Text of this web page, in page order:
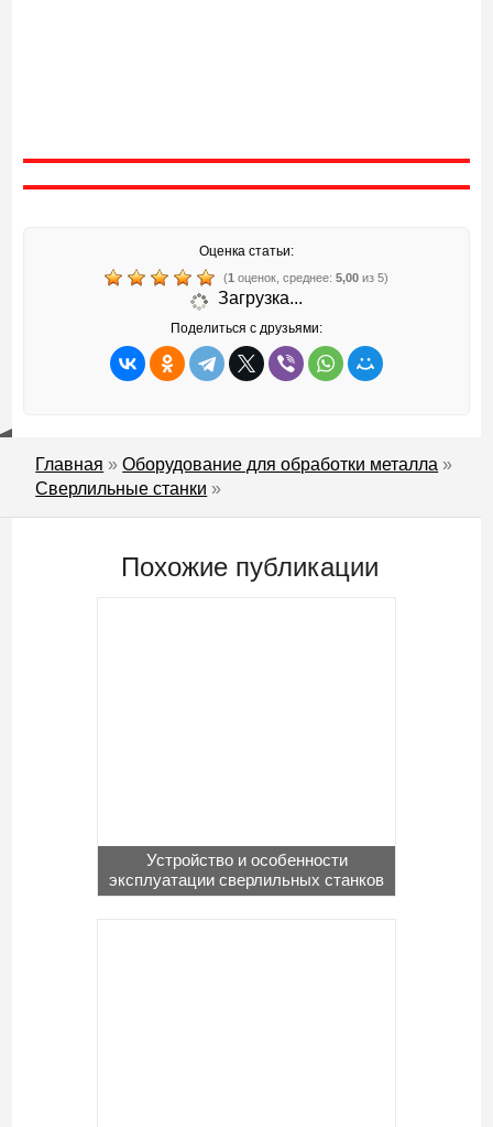
Оценка статьи:
(1 оценок, среднее: 5,00 из 5)
Загрузка...
Поделиться с друзьями:
Главная »Оборудование для обработки металла »
Сверлильные станки »
Похожие публикации
Устройство и особенности
эксплуатации сверлильных станков